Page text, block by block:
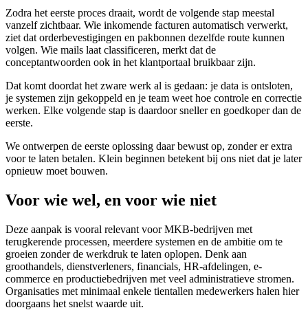
Zodra het eerste proces draait, wordt de volgende stap meestal
vanzelf zichtbaar. Wie inkomende facturen automatisch verwerkt,
ziet dat orderbevestigingen en pakbonnen dezelfde route kunnen
volgen. Wie mails laat classificeren, merkt dat de
conceptantwoorden ook in het klantportaal bruikbaar zijn.
Dat komt doordat het zware werk al is gedaan: je data is ontsloten,
je systemen zijn gekoppeld en je team weet hoe controle en correctie
werken. Elke volgende stap is daardoor sneller en goedkoper dan de
eerste.
We ontwerpen de eerste oplossing daar bewust op, zonder er extra
voor te laten betalen. Klein beginnen betekent bij ons niet dat je later
opnieuw moet bouwen.
Voor wie wel, en voor wie niet
Deze aanpak is vooral relevant voor MKB-bedrijven met
terugkerende processen, meerdere systemen en de ambitie om te
groeien zonder de werkdruk te laten oplopen. Denk aan
groothandels, dienstverleners, financials, HR-afdelingen, e-
commerce en productiebedrijven met veel administratieve stromen.
Organisaties met minimaal enkele tientallen medewerkers halen hier
doorgaans het snelst waarde uit.